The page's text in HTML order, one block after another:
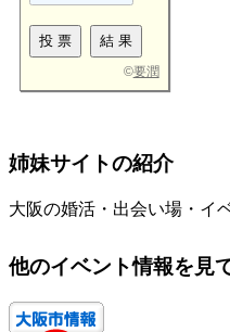
©要潤
姉妹サイトの紹介
大阪の婚活・出会い場・イ
他のイベント情報を見